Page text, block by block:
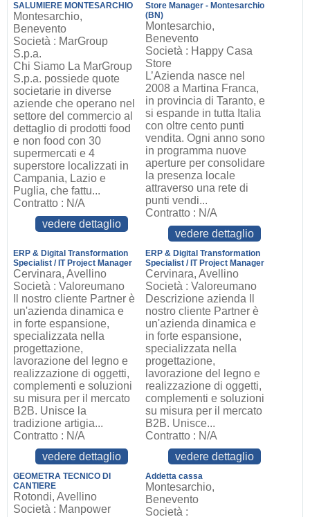
SALUMIERE MONTESARCHIO
Montesarchio,
Benevento
Società : MarGroup
S.p.a.
Chi Siamo La MarGroup
S.p.a. possiede quote
societarie in diverse
aziende che operano nel
settore del commercio al
dettaglio di prodotti food
e non food con 30
supermercati e 4
superstore localizzati in
Campania, Lazio e
Puglia, che fattu...
Contratto : N/A
vedere dettaglio
Store Manager - Montesarchio
(BN)
Montesarchio,
Benevento
Società : Happy Casa
Store
L’Azienda nasce nel
2008 a Martina Franca,
in provincia di Taranto, e
si espande in tutta Italia
con oltre cento punti
vendita. Ogni anno sono
in programma nuove
aperture per consolidare
la presenza locale
attraverso una rete di
punti vendi...
Contratto : N/A
vedere dettaglio
ERP & Digital Transformation
Specialist / IT Project Manager
Cervinara, Avellino
Società : Valoreumano
Il nostro cliente Partner è
un'azienda dinamica e
in forte espansione,
specializzata nella
progettazione,
lavorazione del legno e
realizzazione di oggetti,
complementi e soluzioni
su misura per il mercato
B2B. Unisce la
tradizione artigia...
Contratto : N/A
vedere dettaglio
ERP & Digital Transformation
Specialist / IT Project Manager
Cervinara, Avellino
Società : Valoreumano
Descrizione azienda Il
nostro cliente Partner è
un'azienda dinamica e
in forte espansione,
specializzata nella
progettazione,
lavorazione del legno e
realizzazione di oggetti,
complementi e soluzioni
su misura per il mercato
B2B. Unisce...
Contratto : N/A
vedere dettaglio
GEOMETRA TECNICO DI
CANTIERE
Rotondi, Avellino
Società : Manpower
Addetta cassa
Montesarchio,
Benevento
Società :